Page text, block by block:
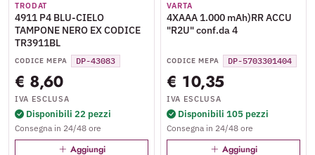
TRODAT
4911 P4 BLU-CIELO
TAMPONE NERO EX CODICE
TR3911BL
CODICE MEPA DP-43083
€ 8,60
IVA ESCLUSA
Disponibili 22 pezzi
Consegna in 24/48 ore
Aggiungi
VARTA
4XAAA 1.000 mAh)RR ACCU
"R2U" conf.da 4
CODICE MEPA DP-5703301404
€ 10,35
IVA ESCLUSA
Disponibili 105 pezzi
Consegna in 24/48 ore
Aggiungi